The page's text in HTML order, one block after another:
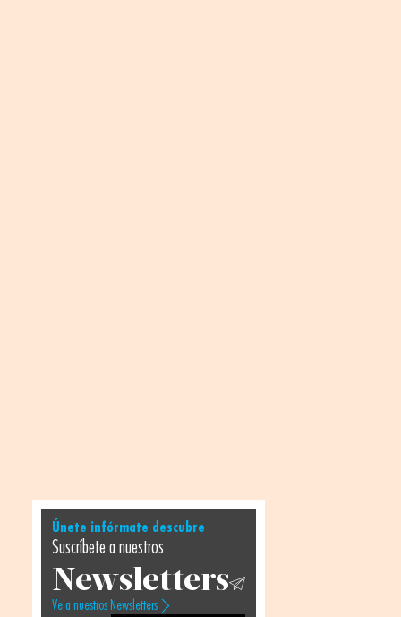
Únete infórmate descubre
Suscríbete a nuestros
Newsletters
Ve a nuestros Newsletters